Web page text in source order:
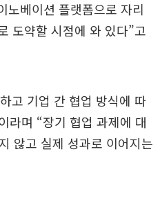
노베이션 플랫폼으로 자리
도약할 시점에 와 있다”고
고 기업 간 협업 방식에 따
라며 “장기 협업 과제에 대
않고 실제 성과로 이어지는